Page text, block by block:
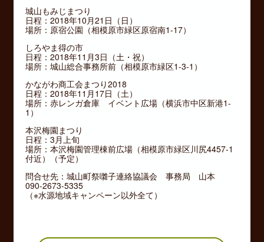
城山もみじまつり
日程：2018年10月21日（日）
場所：原宿公園（相模原市緑区原宿南1-17）
しろやま得の市
日程：2018年11月3日（土・祝）
場所：城山総合事務所前（相模原市緑区1-3-1）
かながわ商工会まつり2018
日程：2018年11月17日（土）
場所：赤レンガ倉庫 イベント広場（横浜市中区新港1-
1）
本沢梅園まつり
日程：3月上旬
場所：本沢梅園管理棟前広場（相模原市緑区川尻4457-1
付近）（予定）
問合せ先：城山町祭囃子連絡協議会 事務局 山本
090-2673-5335
（※水源地域キャンペーン以外全て）